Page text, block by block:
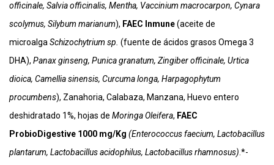
officinale, Salvia officinalis, Mentha, Vaccinium macrocarpon, Cynara
scolymus, Silybum marianum), FAEC Inmune(aceite de
microalga Schizochytrium sp. (fuente de ácidos grasos Omega 3
DHA), Panax ginseng, Punica granatum, Zingiber officinale, Urtica
dioica, Camellia sinensis, Curcuma longa, Harpagophytum
procumbens), Zanahoria, Calabaza, Manzana, Huevo entero
deshidratado 1%, hojas de Moringa Oleifera, FAEC
ProbioDigestive 1000 mg/Kg (Enterococcus faecium, Lactobacillus
plantarum, Lactobacillus acidophilus, Lactobacillus rhamnosus) .*-